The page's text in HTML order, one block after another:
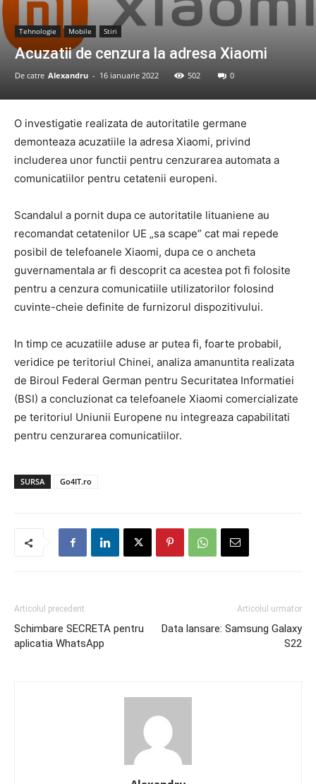
Tehnologie Mobile Stiri
Acuzatii de cenzura la adresa Xiaomi
De catre Alexandru - 16 ianuarie 2022 502 0
O investigatie realizata de autoritatile germane
demonteaza acuzatiile la adresa Xiaomi, privind
includerea unor functii pentru cenzurarea automata a
comunicatiilor pentru cetatenii europeni.
Scandalul a pornit dupa ce autoritatile lituaniene au
recomandat cetatenilor UE „sa scape” cat mai repede
posibil de telefoanele Xiaomi, dupa ce o ancheta
guvernamentala ar fi descoprit ca acestea pot fi folosite
pentru a cenzura comunicatiile utilizatorilor folosind
cuvinte-cheie definite de furnizorul dispozitivului.
In timp ce acuzatiile aduse ar putea fi, foarte probabil,
veridice pe teritoriul Chinei, analiza amanuntita realizata
de Biroul Federal German pentru Securitatea Informatiei
(BSI) a concluzionat ca telefoanele Xiaomi comercializate
pe teritoriul Uniunii Europene nu integreaza capabilitati
pentru cenzurarea comunicatiilor.
SURSA Go4IT.ro
Articolul precedent
Schimbare SECRETA pentru
aplicatia WhatsApp
Articolul urmator
Data lansare: Samsung Galaxy
S22